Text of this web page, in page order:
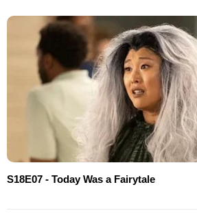
S18E07 - Today Was a Fairytale